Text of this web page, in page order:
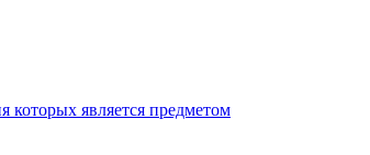
которых является предметом